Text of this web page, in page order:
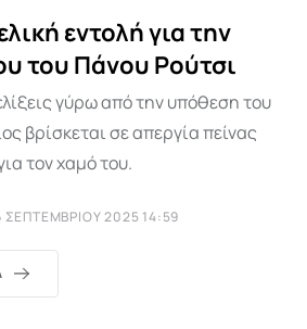
εντολή για την
του Πάνου Ρούτσι
γύρω από την υπόθεση του
βρίσκεται σε απεργία πείνας
τον χαμό του.
ΣΕΠΤΕΜΒΡΊΟΥ 2025 14:59